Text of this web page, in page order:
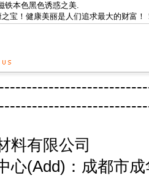
铁本色黑色诱惑之美.
宝！健康美丽是人们追求最大的财富！
料有限公司
心(Add)：成都市